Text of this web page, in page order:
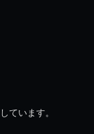
ています。